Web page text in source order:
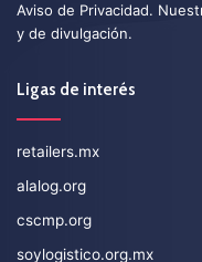
Aviso de Privacidad.
y de divulgación.
Ligas de interés
retailers.mx
alalog.org
cscmp.org
soylogistico.org.mx